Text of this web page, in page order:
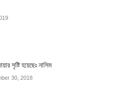
সৃষ্টি হয়েছেঃ নাসিম
30, 2018